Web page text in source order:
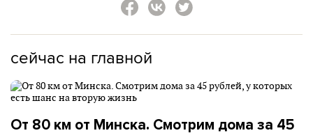
сейчас на главной
От 80 км от Минска. Смотрим дома за 45